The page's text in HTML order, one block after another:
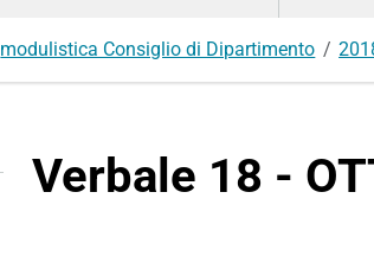
modulistica Consiglio di Dipartimento
Verbale 18 -